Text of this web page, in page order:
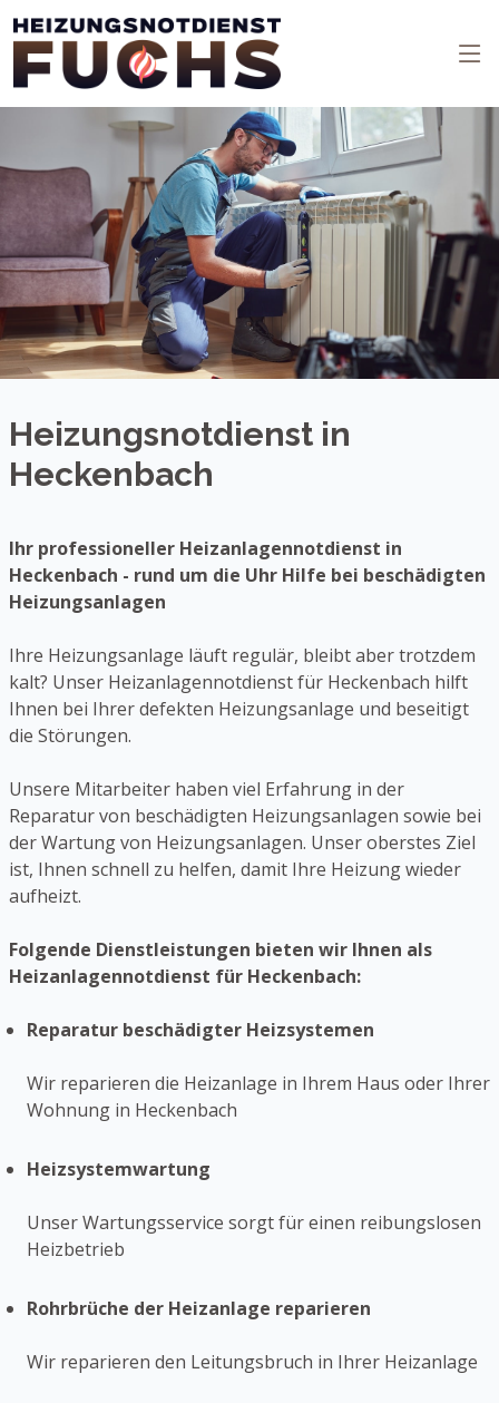
Heizungsnotdienst in
Heckenbach
Ihr professioneller Heizanlagennotdienst in
Heckenbach - rund um die Uhr Hilfe bei beschädigten
Heizungsanlagen
Ihre Heizungsanlage läuft regulär, bleibt aber trotzdem
kalt? Unser Heizanlagennotdienst für Heckenbach hilft
Ihnen bei Ihrer defekten Heizungsanlage und beseitigt
die Störungen.
Unsere Mitarbeiter haben viel Erfahrung in der
Reparatur von beschädigten Heizungsanlagen sowie bei
der Wartung von Heizungsanlagen. Unser oberstes Ziel
ist, Ihnen schnell zu helfen, damit Ihre Heizung wieder
aufheizt.
Folgende Dienstleistungen bieten wir Ihnen als
Heizanlagennotdienst für Heckenbach:
Reparatur beschädigter Heizsystemen
Wir reparieren die Heizanlage in Ihrem Haus oder Ihrer
Wohnung in Heckenbach
Heizsystemwartung
Unser Wartungsservice sorgt für einen reibungslosen
Heizbetrieb
Rohrbrüche der Heizanlage reparieren
Wir reparieren den Leitungsbruch in Ihrer Heizanlage